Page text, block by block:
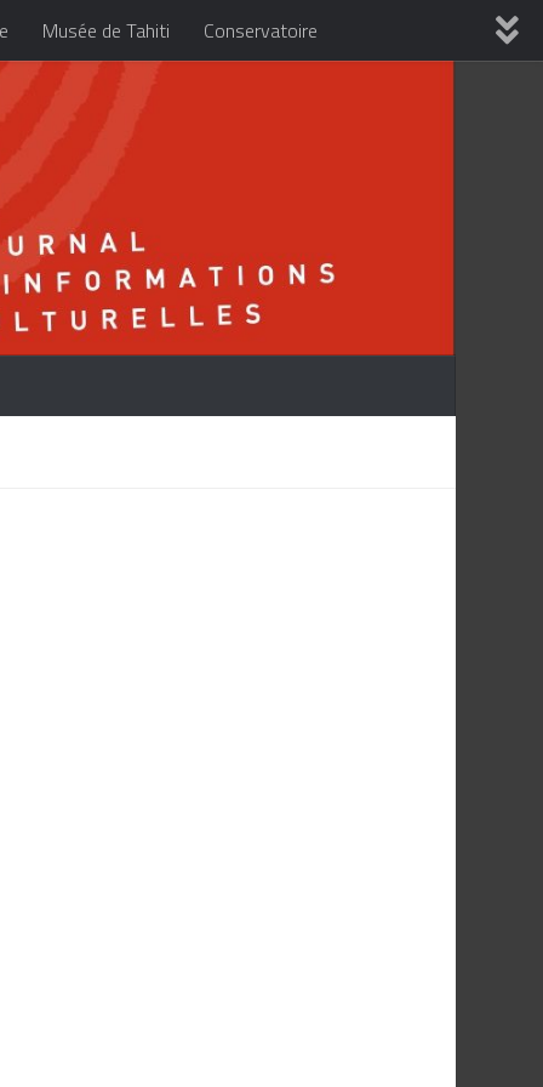
Musée de Tahiti Conservatoire